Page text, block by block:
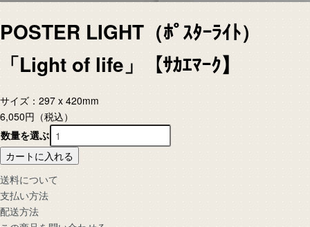
POSTER LIGHT（ﾎﾟｽﾀｰﾗｲﾄ）
「Light of life」【ｻｶｴﾏｰｸ】
サイズ：297 x 420mm
6,050円 （税込）
数量を選ぶ
カートに入れる
送料について
支払い方法
配送方法